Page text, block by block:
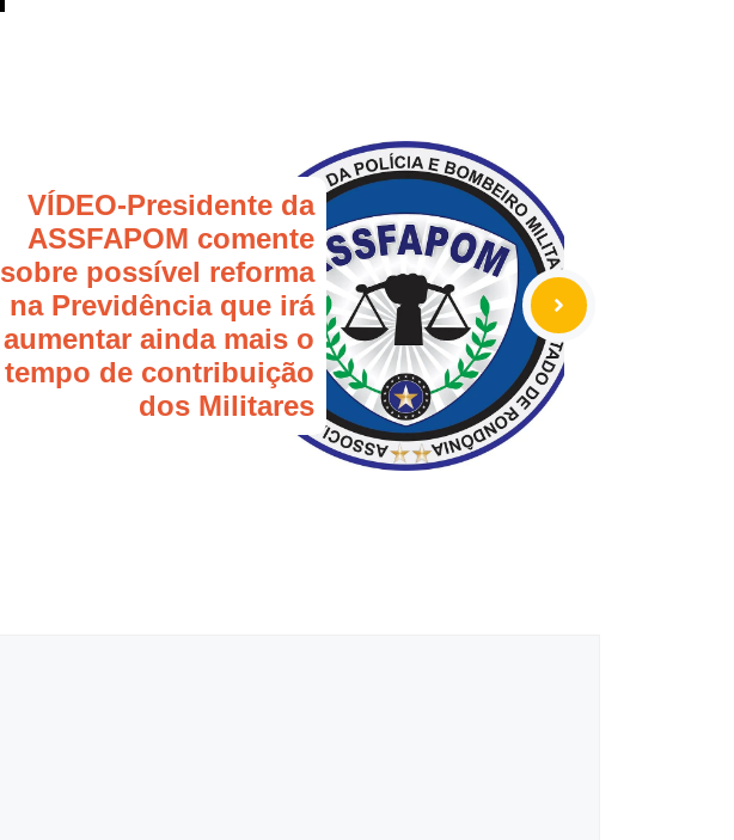
VÍDEO-Presidente da
ASSFAPOM comente
sobre possível reforma
na Previdência que irá
aumentar ainda mais o
tempo de contribuição
dos Militares